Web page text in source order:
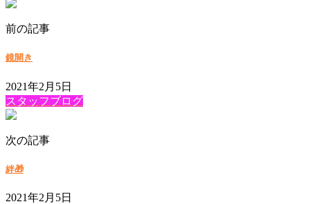
前の記事
鏡開き
2021年2月5日
スタッフブログ
次の記事
絆🎁
2021年2月5日